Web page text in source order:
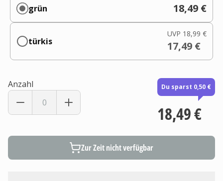
grün 18,49 €
türkis
UVP 18,99 €
17,49 €
Anzahl Du sparst 0,50 €
18,49 €
Zur Zeit nicht verfügbar